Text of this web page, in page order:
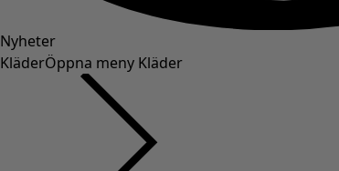
Nyheter
KläderÖppna meny Kläder